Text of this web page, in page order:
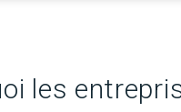
les